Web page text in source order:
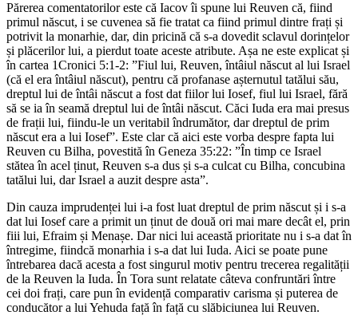
Părerea comentatorilor este că Iacov îi spune lui Reuven că, fiind
primul născut, i se cuvenea să fie tratat ca fiind primul dintre frați și
potrivit la monarhie, dar, din pricină că s-a dovedit sclavul dorințelor
și plăcerilor lui, a pierdut toate aceste atribute. Așa ne este explicat și
în cartea 1Cronici 5:1-2: ”Fiul lui, Reuven, întâiul născut al lui Israel
(că el era întâiul născut), pentru că profanase așternutul tatălui său,
dreptul lui de întâi născut a fost dat fiilor lui Iosef, fiul lui Israel, fără
să se ia în seamă dreptul lui de întâi născut. Căci Iuda era mai presus
de frații lui, fiindu-le un veritabil îndrumător, dar dreptul de prim
născut era a lui Iosef”. Este clar că aici este vorba despre fapta lui
Reuven cu Bilha, povestită în Geneza 35:22: ”În timp ce Israel
stătea în acel ținut, Reuven s-a dus și s-a culcat cu Bilha, concubina
tatălui lui, dar Israel a auzit despre asta”.
Din cauza imprudenței lui i-a fost luat dreptul de prim născut și i s-a
dat lui Iosef care a primit un ținut de două ori mai mare decât el, prin
fiii lui, Efraim și Menașe. Dar nici lui această prioritate nu i s-a dat în
întregime, fiindcă monarhia i s-a dat lui Iuda. Aici se poate pune
întrebarea dacă acesta a fost singurul motiv pentru trecerea regalității
de la Reuven la Iuda. În Tora sunt relatate câteva confruntări între
cei doi frați, care pun în evidență comparativ carisma și puterea de
conducător a lui Yehuda față în față cu slăbiciunea lui Reuven.